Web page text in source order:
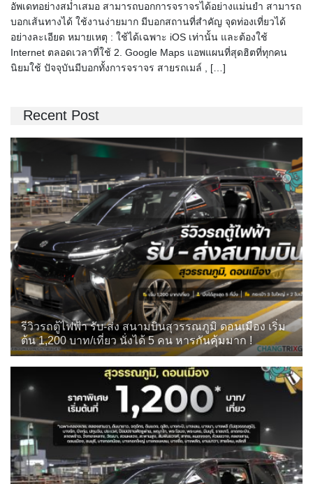
Search
for:
อัพเดทอย่างสม่ำเสมอ สามารถบอกการจราจรได้อย่างแม่นยำ สามารถ
บอกเส้นทางได้ ใช้งานง่ายมาก มีบอกสถานที่สำคัญ จุดท่องเที่ยวได้
อย่างละเอียด หมายเหตุ : ใช้ได้เฉพาะ iOS เท่านั้น และต้องใช้
Internet ตลอดเวลาที่ใช้ 2. Google Maps แอพแผนที่สุดฮิตที่ทุกคน
นิยมใช้ ปัจจุบันมีบอกทั้งการจราจร สายรถเมล์ , […]
Recent Post
รีวิวรถตู้ไฟฟ้า รับ-ส่ง สนามบินสุวรรณภูมิ ดอนเมือง เริ่ม
ต้น 1,200 บาท/เที่ยว นั่งได้ 5 คน หารกันคุ้มมาก !